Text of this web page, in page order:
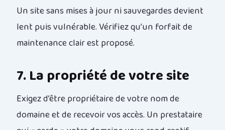
Un site sans mises à jour ni sauvegardes devient
lent puis vulnérable. Vérifiez qu’un forfait de
maintenanceclair est proposé.
7. La propriété de votre site
Exigez d’être propriétaire de votre nom de
domaine et de recevoir vos accès. Un prestataire